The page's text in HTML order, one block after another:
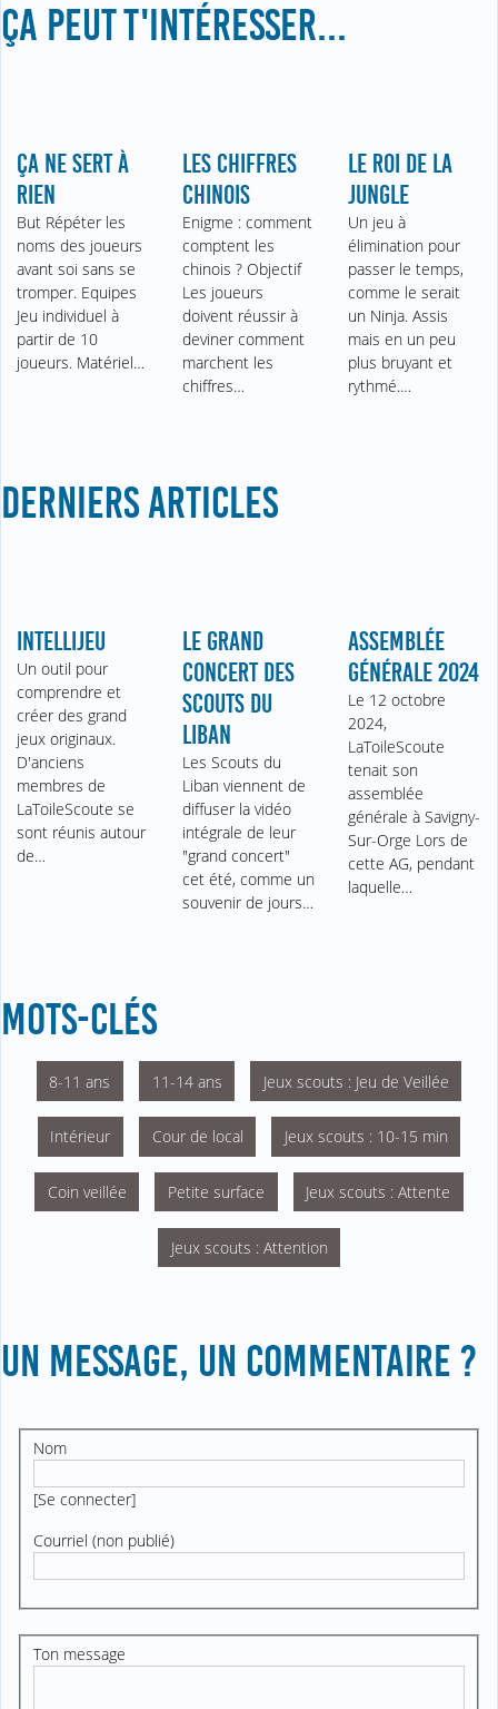
ÇA PEUT T'INTÉRESSER...
ÇA NE SERT À
RIEN
But Répéter les
noms des joueurs
avant soi sans se
tromper. Equipes
Jeu individuel à
partir de 10
joueurs. Matériel…
LES CHIFFRES
CHINOIS
Enigme : comment
comptent les
chinois ? Objectif
Les joueurs
doivent réussir à
deviner comment
marchent les
chiffres…
LE ROI DE LA
JUNGLE
Un jeu à
élimination pour
passer le temps,
comme le serait
un Ninja. Assis
mais en un peu
plus bruyant et
rythmé.…
DERNIERS ARTICLES
INTELLIJEU
Un outil pour
comprendre et
créer des grand
jeux originaux.
D'anciens
membres de
LaToileScoute se
sont réunis autour
de…
LE GRAND
CONCERT DES
SCOUTS DU
LIBAN
Les Scouts du
Liban viennent de
diffuser la vidéo
intégrale de leur
"grand concert"
cet été, comme un
souvenir de jours…
ASSEMBLÉE
GÉNÉRALE 2024
Le 12 octobre
2024,
LaToileScoute
tenait son
assemblée
générale à Savigny-
Sur-Orge Lors de
cette AG, pendant
laquelle…
MOTS-CLÉS
8-11 ans 11-14 ans Jeux scouts : Jeu de Veillée
Intérieur Cour de local Jeux scouts : 10-15 min
Coin veillée Petite surface Jeux scouts : Attente
Jeux scouts : Attention
UN MESSAGE, UN COMMENTAIRE ?
Nom
[Se connecter]
Courriel (non publié)
Ton message